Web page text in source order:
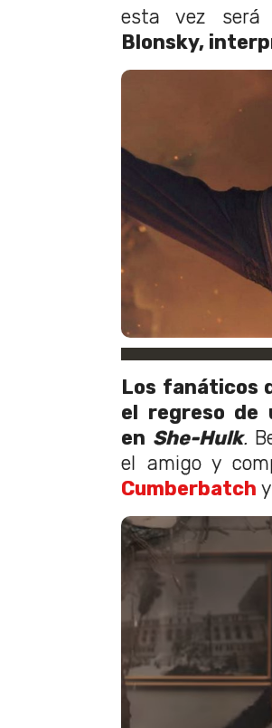
esta vez será
Blonsky,
Los fanáticos
el regreso de
en She-Hulk.
el amigo y
Cumberbatch